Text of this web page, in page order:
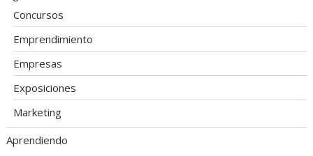
Concursos
Emprendimiento
Empresas
Exposiciones
Marketing
Aprendiendo